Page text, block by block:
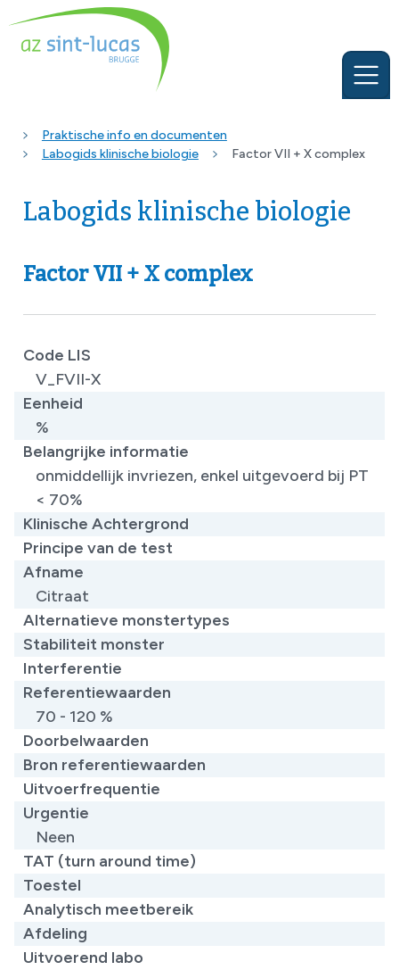
Praktische info en documenten
Labogids klinische biologie
Factor VII + X complex
Labogids klinische biologie
Factor VII + X complex
Code LIS
V_FVII-X
Eenheid
%
Belangrijke informatie
onmiddellijk invriezen, enkel uitgevoerd bij PT
< 70%
Klinische Achtergrond
Principe van de test
Afname
Citraat
Alternatieve monstertypes
Stabiliteit monster
Interferentie
Referentiewaarden
70 - 120 %
Doorbelwaarden
Bron referentiewaarden
Uitvoerfrequentie
Urgentie
Neen
TAT (turn around time)
Toestel
Analytisch meetbereik
Afdeling
Uitvoerend labo